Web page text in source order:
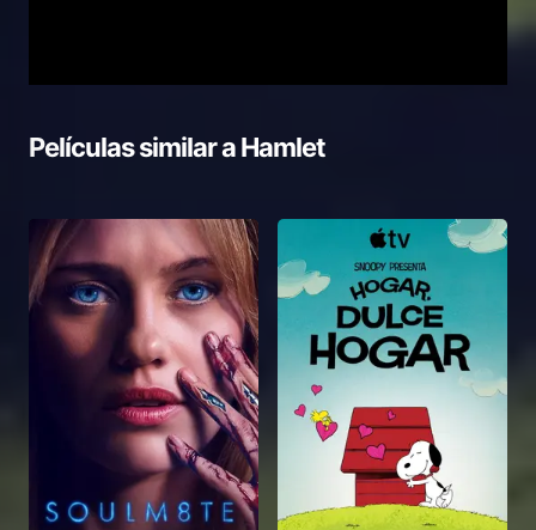
Películas similar aHamlet